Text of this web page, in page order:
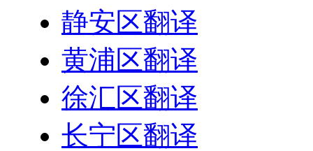
静安区翻译
黄浦区翻译
徐汇区翻译
长宁区翻译